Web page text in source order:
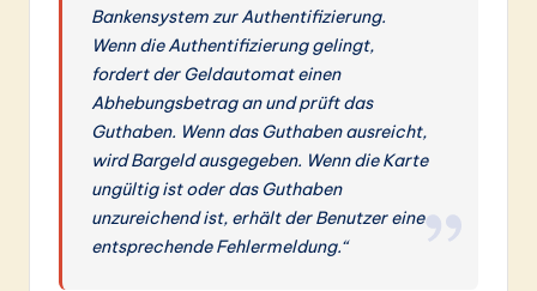
Bankensystem zur Authentifizierung.
Wenn die Authentifizierung gelingt,
fordert der Geldautomat einen
Abhebungsbetrag an und prüft das
Guthaben. Wenn das Guthaben ausreicht,
wird Bargeld ausgegeben. Wenn die Karte
ungültig ist oder das Guthaben
unzureichend ist, erhält der Benutzer eine
entsprechende Fehlermeldung.“